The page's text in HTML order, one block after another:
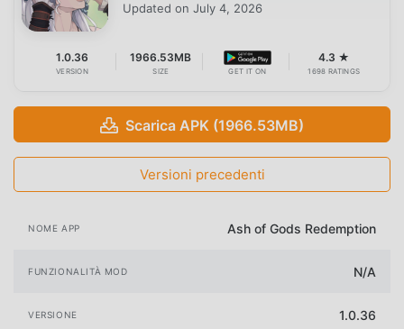
Updated on July 4, 2026
1.0.36
VERSION
1966.53MB
SIZE GET IT ON
4.3 ★
1698 RATINGS
Scarica APK (1966.53MB)
Versioni precedenti
NOME APP Ash of Gods Redemption
FUNZIONALITÀ MOD N/A
VERSIONE 1.0.36